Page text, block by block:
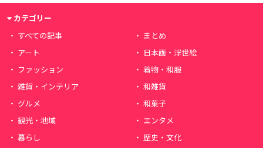
カテゴリー
すべての記事
まとめ
アート
日本画・浮世絵
ファッション
着物・和服
雑貨・インテリア
和雑貨
グルメ
和菓子
観光・地域
エンタメ
暮らし
歴史・文化